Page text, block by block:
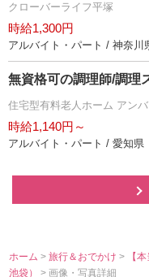
クローバーライフ平塚
時給1,300円
アルバイト・パート / 神奈川
無資格可の調理師/調理
住宅型有料老人ホーム アン
時給1,140円～
アルバイト・パート / 愛知県
ホーム >旅行＆おでかけ>
【
池袋）> 画像・写真詳細